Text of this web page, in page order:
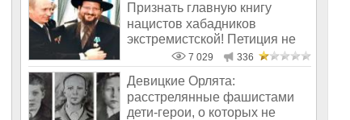
Признать главную книгу
нацистов хабадников
экстремистской! Петиция не
тем адресатам
7 029 336
Девицкие Орлята:
расстрелянные фашистами
дети-герои, о которых не